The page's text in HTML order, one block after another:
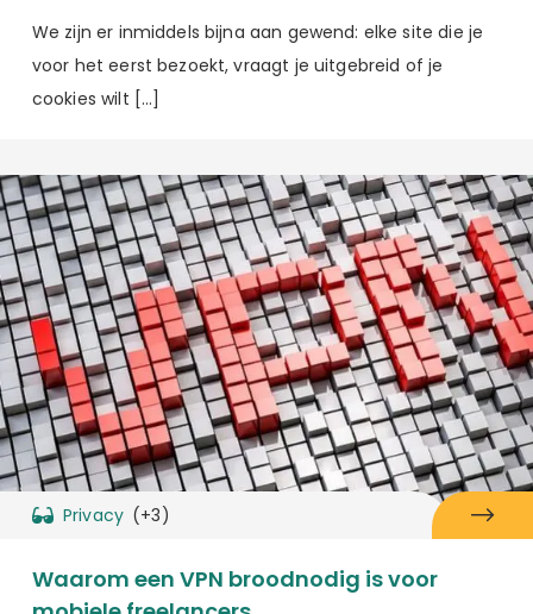
We zijn er inmiddels bijna aan gewend: elke site die je
voor het eerst bezoekt, vraagt je uitgebreid of je
cookies wilt […]
Privacy (+3)
Waarom een VPN broodnodig is voor